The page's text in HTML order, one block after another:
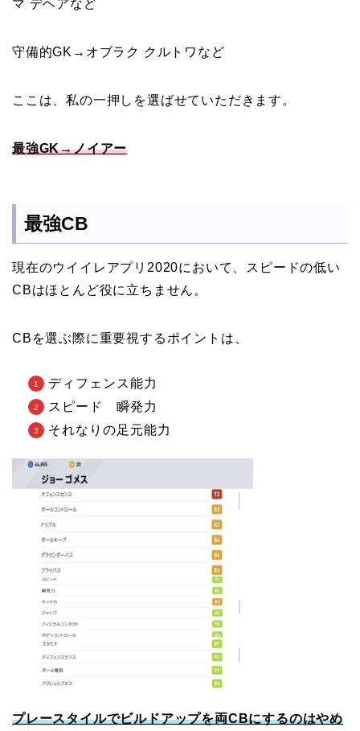
マ デヘアなど
守備的GK→オブラク クルトワなど
ここは、私の一押しを選ばせていただきます。
最強GK→ノイアー
最強CB
現在のウイイレアプリ2020において、スピードの低い
CBはほとんど役に立ちません。
CBを選ぶ際に重要視するポイントは、
ディフェンス能力
スピード 瞬発力
それなりの足元能力
プレースタイルでビルドアップを両CBにするのはやめ